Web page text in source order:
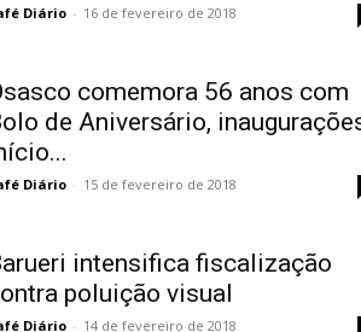
Diário - 16 de fevereiro de 2018
comemora 56 anos com
de Aniversário,
Diário - 15 de fevereiro de 2018
intensifica fiscalização
poluição visual
Diário - 14 de fevereiro de 2018